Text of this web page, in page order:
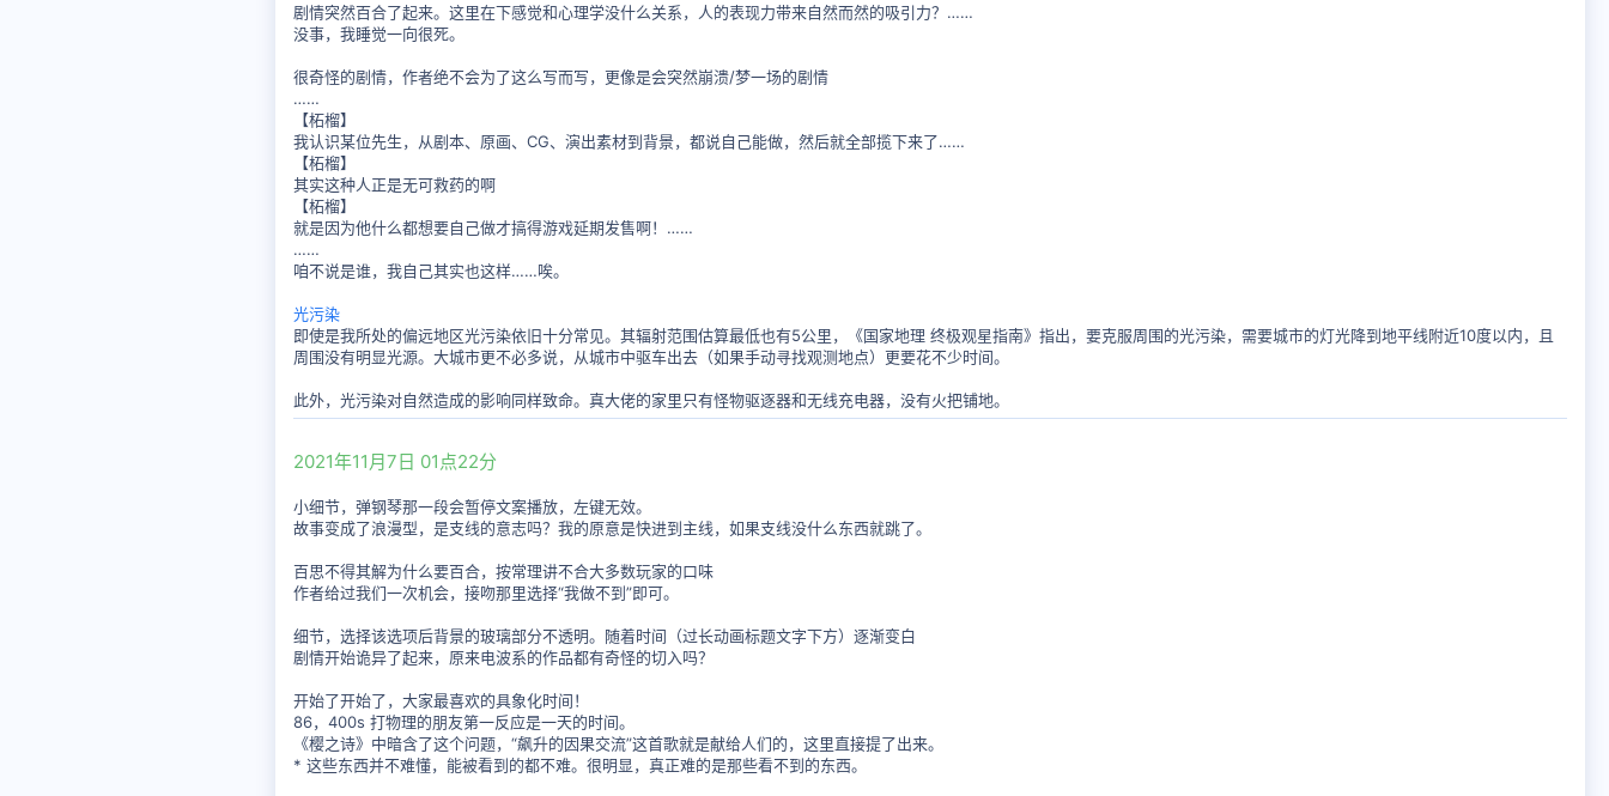
剧情突然百合了起来。这里在下感觉和心理学没什么关系，人的表现力带来自然而然的吸引力？……
没事，我睡觉一向很死。
很奇怪的剧情，作者绝不会为了这么写而写，更像是会突然崩溃/梦一场的剧情
……
【柘榴】
我认识某位先生，从剧本、原画、CG、演出素材到背景，都说自己能做，然后就全部揽下来了……
【柘榴】
其实这种人正是无可救药的啊
【柘榴】
就是因为他什么都想要自己做才搞得游戏延期发售啊！……
……
咱不说是谁，我自己其实也这样……唉。
光污染
即使是我所处的偏远地区光污染依旧十分常见。其辐射范围估算最低也有5公里，《国家地理 终极观星指南》指出，要克服周围的光污染，需要城市的灯光降到地平线附近10度以内，且
周围没有明显光源。大城市更不必多说，从城市中驱车出去（如果手动寻找观测地点）更要花不少时间。
此外，光污染对自然造成的影响同样致命。真大佬的家里只有怪物驱逐器和无线充电器，没有火把铺地。
2021年11月7日 01点22分
小细节，弹钢琴那一段会暂停文案播放，左键无效。
故事变成了浪漫型，是支线的意志吗？我的原意是快进到主线，如果支线没什么东西就跳了。
百思不得其解为什么要百合，按常理讲不合大多数玩家的口味
作者给过我们一次机会，接吻那里选择“我做不到”即可。
细节，选择该选项后背景的玻璃部分不透明。随着时间（过长动画标题文字下方）逐渐变白
剧情开始诡异了起来，原来电波系的作品都有奇怪的切入吗？
开始了开始了，大家最喜欢的具象化时间！
86，400s 打物理的朋友第一反应是一天的时间。
《樱之诗》中暗含了这个问题，“飙升的因果交流”这首歌就是献给人们的，这里直接提了出来。
* 这些东西并不难懂，能被看到的都不难。很明显，真正难的是那些看不到的东西。